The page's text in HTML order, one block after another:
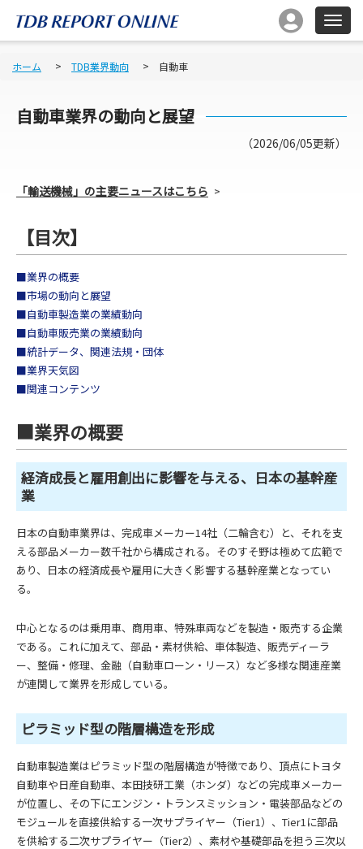
ホーム TDB業界動向 自動車
自動車業界の動向と展望
（2026/06/05更新）
「輸送機械」の主要ニュースはこちら
【目次】
■業界の概要
■市場の動向と展望
■自動車製造業の業績動向
■自動車販売業の業績動向
■統計データ、関連法規・団体
■業界天気図
■関連コンテンツ
■業界の概要
経済成長と雇用創出に影響を与える、日本の基幹産
業
日本の自動車業界は、完成車メーカー14社（二輪含む）と、それを支
える部品メーカー数千社から構成される。そのすそ野は極めて広範で
あり、日本の経済成長や雇用に大きく影響する基幹産業となってい
る。
中心となるのは乗用車、商用車、特殊車両などを製造・販売する企業
である。これに加えて、部品・素材供給、車体製造、販売ディーラ
ー、整備・修理、金融（自動車ローン・リース）など多様な関連産業
が連関して業界を形成している。
ピラミッド型の階層構造を形成
自動車製造業はピラミッド型の階層構造が特徴であり、頂点にトヨタ
自動車や日産自動車、本田技研工業（ホンダ）などの完成車メーカー
が位置し、その下にエンジン・トランスミッション・電装部品などの
モジュールを直接供給する一次サプライヤー（Tier1）、Tier1に部品
を供給する二次サプライヤー（Tier2）、素材や基礎部品を担う三次以